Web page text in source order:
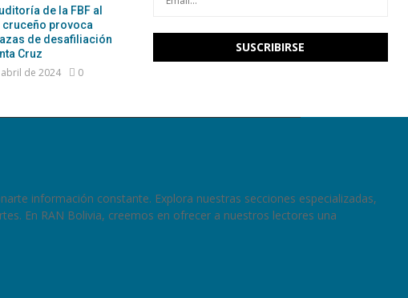
de la FBF al
cruceño provoca
de desafiliación
Cruz
de 2024 0
información constante. Explora nuestras secciones especializadas,
En RAN Bolivia, creemos en ofrecer a nuestros lectores una